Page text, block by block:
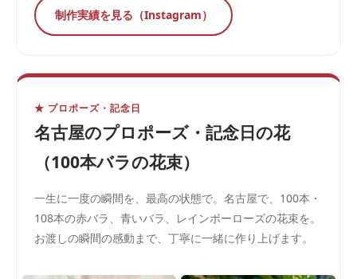
制作実績を見る（Instagram）
★ プロポーズ・記念日
名古屋のプロポーズ・記念日の花
（100本バラの花束）
一生に一度の瞬間を、最高の状態で。名古屋で、100本・
108本の赤バラ、青いバラ、レインボーローズの花束を。
お渡しの瞬間の感動まで、丁寧に一緒に作り上げます。